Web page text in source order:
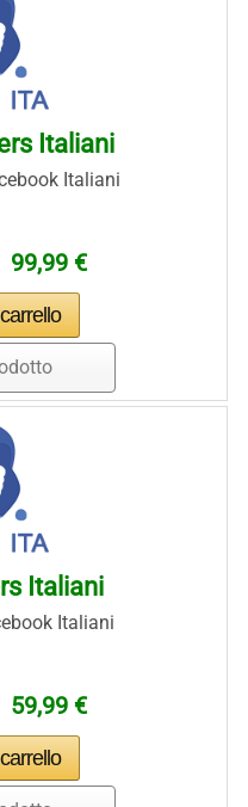
Italiani
Italiani
99,99 €
Italiani
Italiani
59,99 €